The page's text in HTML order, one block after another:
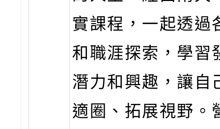
實課程，一起透過
和職涯探索，學習
潛力和興趣，讓自
適圈、拓展視野。